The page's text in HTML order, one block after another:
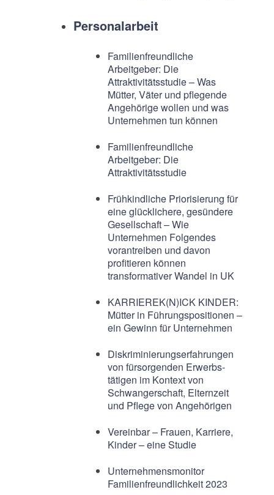
Personalarbeit
Familienfreundliche
Arbeitgeber: Die
Attraktivitätsstudie – Was
Mütter, Väter und pflegende
Angehörige wollen und was
Unternehmen tun können
Familienfreundliche
Arbeitgeber: Die
Attraktivitätsstudie
Frühkindliche Priorisierung für
eine glücklichere, gesündere
Gesellschaft – Wie
Unternehmen Folgendes
vorantreiben und davon
profitieren können
transformativer Wandel in UK
KARRIEREK(N)ICK KINDER:
Mütter in Führungspositionen –
ein Gewinn für Unternehmen
Diskriminierungserfahrungen
von fürsorgenden Erwerbs-
tätigen im Kontext von
Schwangerschaft, Elternzeit
und Pflege von Angehörigen
Vereinbar – Frauen, Karriere,
Kinder – eine Studie
Unternehmensmonitor
Familienfreundlichkeit 2023